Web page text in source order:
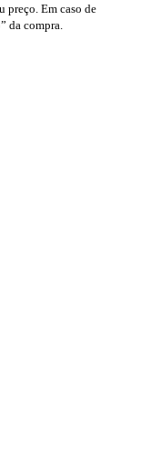
preço. Em caso de
da compra.